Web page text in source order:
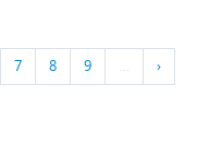
7 8 9 … ›